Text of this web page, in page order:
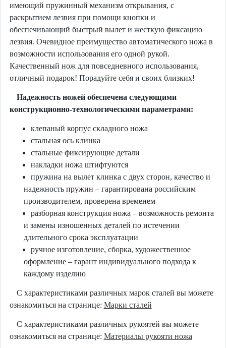
имеющий пружинный механизм открывания, с
раскрытием лезвия при помощи кнопки и
обеспечивающий быстрый вылет и жесткую фиксацию
лезвия. Очевидное преимущество автоматического ножа в
возможности использования его одной рукой.
Качественный нож для повседневного использования,
отличный подарок! Порадуйте себя и своих близких!
Надежность ножей обеспечена следующими
конструкционно-технологическими параметрами:
клепаный корпус складного ножа
стальная ось клинка
стальные фиксирующие детали
накладки ножа штифтуются
пружина на вылет клинка с двух сторон, качество и
надежность пружин – гарантирована российским
производителем, проверена временем
разборная конструкция ножа – возможность ремонта
и замены изношенных деталей по истечении
длительного срока эксплуатации
ручное изготовление, сборка, художественное
оформление – гарант индивидуального подхода к
каждому изделию
С характеристиками различных марок сталей вы можете
ознакомиться на странице: Марки сталей
С характеристиками различных рукоятей вы можете
ознакомиться на странице: Материалы рукояти ножа